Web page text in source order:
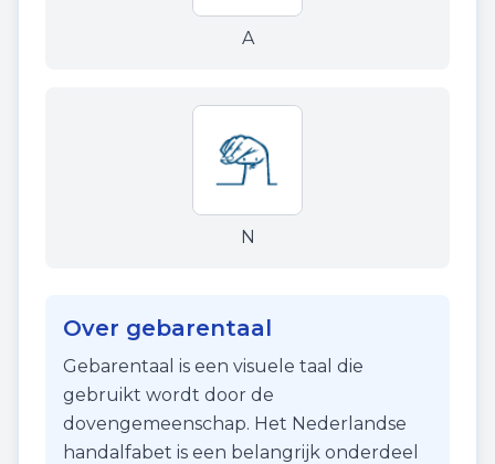
A
N
Over gebarentaal
Gebarentaal is een visuele taal die
gebruikt wordt door de
dovengemeenschap. Het Nederlandse
handalfabet is een belangrijk onderdeel